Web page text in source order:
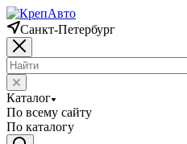
Санкт-Петербург
Каталог
По всему сайту
По каталогу